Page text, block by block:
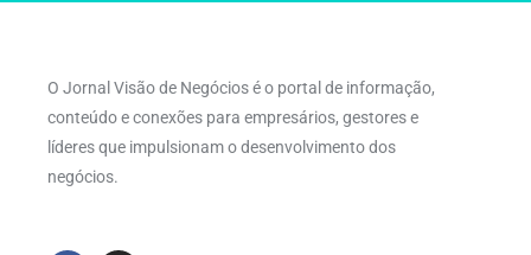
O Jornal Visão de Negócios é o portal de informação,
conteúdo e conexões para empresários, gestores e
líderes que impulsionam o desenvolvimento dos
negócios.